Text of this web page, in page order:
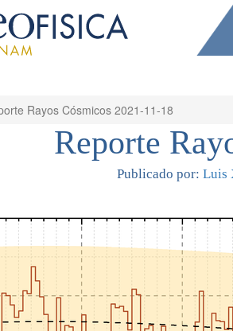
Rayos Cósmicos 2021-11-18
Reporte
Publicado por: Luis